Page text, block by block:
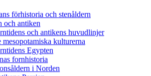
förhistoria och stenåldern
och antiken
och antikens huvudlinjer
mesopotamiska kulturerna
Egypten
fornhistoria
i Norden